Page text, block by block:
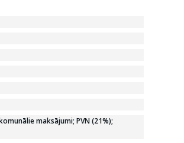
maksājumi; PVN (21%);